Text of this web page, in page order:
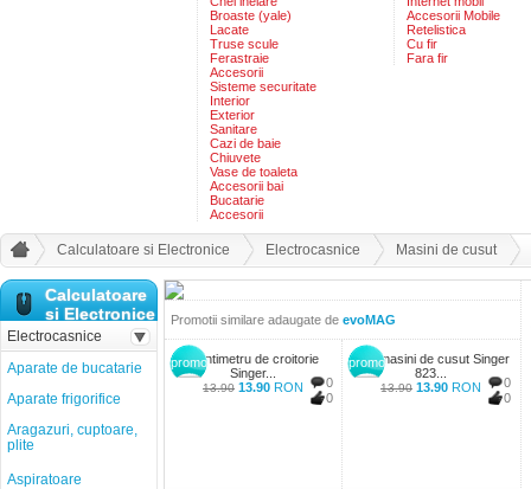
Broaste (yale)
Lacate
Truse scule
Ferastraie
Accesorii
Sisteme securitate
Interior
Exterior
Sanitare
Cazi de baie
Chiuvete
Vase de toaleta
Accesorii bai
Bucatarie
Accesorii
Accesorii Mobile
Retelistica
Cu fir
Fara fir
Calculatoare si Electronice Electrocasnice Masini de cusut
Promotii similare adaugate de evoMAG
promo
0
0
Centimetru de croitorie
Singer...
13.90 13.90 RON
promo
0
0
Ace masini de cusut Singer
823...
13.90 13.90 RON
Calculatoare
si Electronice
Electrocasnice
Aparate de bucatarie
Aparate frigorifice
Aragazuri, cuptoare,
plite
Aspiratoare